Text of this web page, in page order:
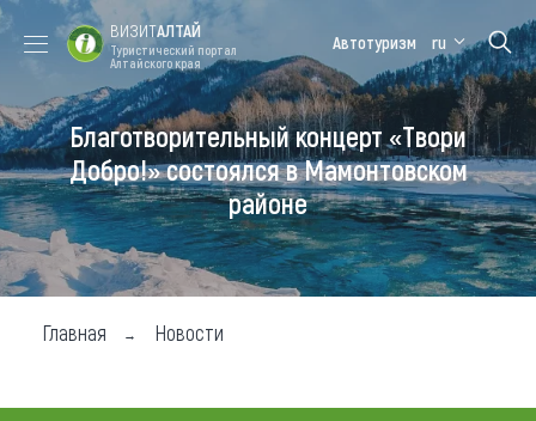
Форум VISIT
ALTAI
Цветение
маральника
Медицинский
форум
Алтайская
зимовка
Туры
Где побывать
Чем заняться
ВИЗИТАЛТАЙ
Туристический портал
Алтайского края
Автотуризм ru
Благотворительный концерт «Твори
Добро!» состоялся в Мамонтовском
районе
Главная Новости